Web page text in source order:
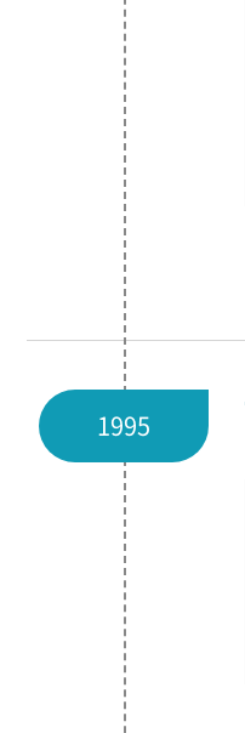
1995